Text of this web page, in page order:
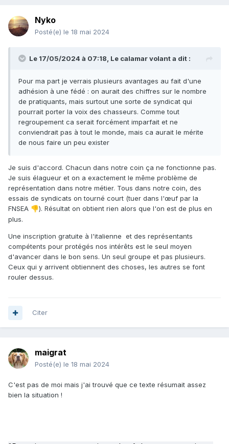
Nyko
Posté(e) le 18 mai 2024
Le 17/05/2024 à 07:18, Le calamar volanta dit :
Pour ma part je verrais plusieurs avantages au fait d'une
adhésion à une fédé : on aurait des chiffres sur le nombre
de pratiquants, mais surtout une sorte de syndicat qui
pourrait porter la voix des chasseurs. Comme tout
regroupement ca serait forcément imparfait et ne
conviendrait pas à tout le monde, mais ca aurait le mérite
de nous faire un peu exister
Je suis d'accord. Chacun dans notre coin ça ne fonctionne pas.
Je suis élagueur et on a exactement le même problème de
représentation dans notre métier. Tous dans notre coin, des
essais de syndicats on tourné court (tuer dans l'œuf par la
FNSEA 👎). Résultat on obtient rien alors que l'on est de plus en
plus.
Une inscription gratuite à l'italienne et des représentants
compétents pour protégés nos intérêts est le seul moyen
d'avancer dans le bon sens. Un seul groupe et pas plusieurs.
Ceux qui y arrivent obtiennent des choses, les autres se font
rouler dessus.
Citer
maigrat
Posté(e) le 18 mai 2024
C'est pas de moi mais j'ai trouvé que ce texte résumait assez
bien la situation !